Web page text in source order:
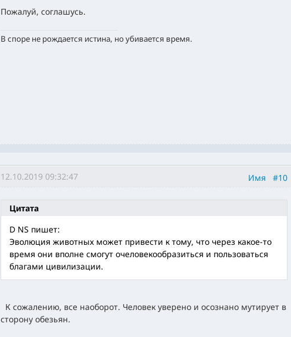
Пожалуй, соглашусь.
В споре не рождается истина, но убивается время.
Имя #10
12.10.2019 09:32:47
Цитата
D NS пишет:
Эволюция животных может привести к тому, что через какое-то
время они вполне смогут очеловекообразиться и пользоваться
благами цивилизации.
К сожалению, все наоборот. Человек уверено и осознано мутирует в
сторону обезьян.